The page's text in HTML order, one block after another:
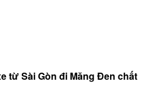
từ Sài Gòn đi Măng Đen chất